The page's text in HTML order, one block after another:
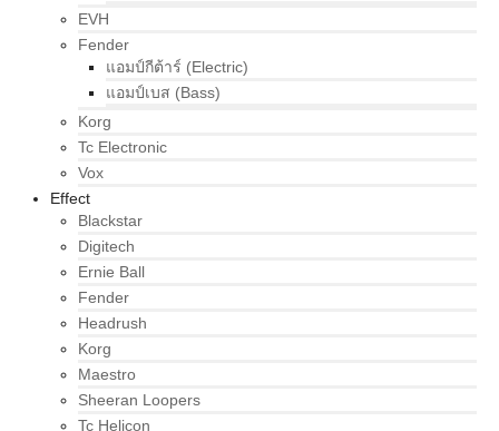
EVH
Fender
แอมป์กีต้าร์ (Electric)
แอมป์เบส (Bass)
Korg
Tc Electronic
Vox
Effect
Blackstar
Digitech
Ernie Ball
Fender
Headrush
Korg
Maestro
Sheeran Loopers
Tc Helicon